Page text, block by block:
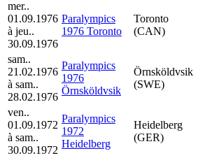
mer..
01.09.1976
à jeu..
30.09.1976
Paralympics
1976 Toronto
Toronto
(CAN)
sam..
21.02.1976
à sam..
28.02.1976
Paralympics
1976
Örnsköldvsik
Örnsköldvsik
(SWE)
ven..
01.09.1972
à sam..
30.09.1972
Paralympics
1972
Heidelberg
Heidelberg
(GER)